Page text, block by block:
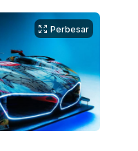
Perbesar